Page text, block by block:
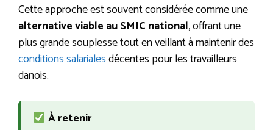
Cette approche est souvent considérée comme une
alternative viable au SMIC national, offrant une
plus grande souplesse tout en veillant à maintenir des
conditions salarialesdécentes pour les travailleurs
danois.
À retenir